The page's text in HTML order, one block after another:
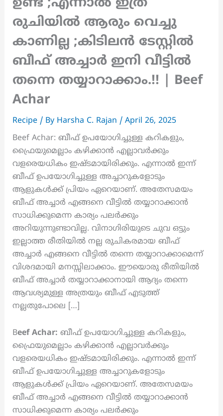
ഉണ്ട് ;എന്നാൽ ഇത്ര
രുചിയിൽ ആരും വെച്ചു
കാണില്ല ;കിടിലൻ ടേസ്റ്റിൽ
ബീഫ് അച്ചാർ ഇനി വീട്ടിൽ
തന്നെ തയ്യാറാക്കാം.!! | Beef
Achar
Recipe/ By Harsha C. Rajan / April 26, 2025
Beef Achar: ബീഫ് ഉപയോഗിച്ചുള്ള കറികളും,
ഫ്രൈയുമെല്ലാം കഴിക്കാൻ എല്ലാവർക്കും
വളരെയധികം ഇഷ്ടമായിരിക്കും. എന്നാൽ ഇന്ന്
ബീഫ് ഉപയോഗിച്ചുള്ള അച്ചാറുകളോടും
ആളുകൾക്ക് പ്രിയം ഏറെയാണ്. അതേസമയം
ബീഫ് അച്ചാർ എങ്ങനെ വീട്ടിൽ തയ്യാറാക്കാൻ
സാധിക്കുമെന്ന കാര്യം പലർക്കും
അറിയുന്നുണ്ടാവില്ല. വിനാഗിരിയുടെ ചുവ ഒട്ടും
ഇല്ലാത്ത രീതിയിൽ നല്ല രുചികരമായ ബീഫ്
അച്ചാർ എങ്ങനെ വീട്ടിൽ തന്നെ തയ്യാറാക്കാമെന്ന്
വിശദമായി മനസ്സിലാക്കാം. ഈയൊരു രീതിയിൽ
ബീഫ് അച്ചാർ തയ്യാറാക്കാനായി ആദ്യം തന്നെ
ആവശ്യമുള്ള അത്രയും ബീഫ് എടുത്ത്
നല്ലതുപോലെ […]
Beef Achar: ബീഫ് ഉപയോഗിച്ചുള്ള കറികളും,
ഫ്രൈയുമെല്ലാം കഴിക്കാൻ എല്ലാവർക്കും
വളരെയധികം ഇഷ്ടമായിരിക്കും. എന്നാൽ ഇന്ന്
ബീഫ് ഉപയോഗിച്ചുള്ള അച്ചാറുകളോടും
ആളുകൾക്ക് പ്രിയം ഏറെയാണ്. അതേസമയം
ബീഫ് അച്ചാർ എങ്ങനെ വീട്ടിൽ തയ്യാറാക്കാൻ
സാധിക്കുമെന്ന കാര്യം പലർക്കും